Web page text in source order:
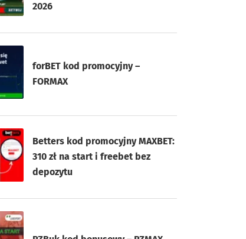
2026
forBET kod promocyjny –
FORMAX
Betters kod promocyjny MAXBET:
310 zł na start i freebet bez
depozytu